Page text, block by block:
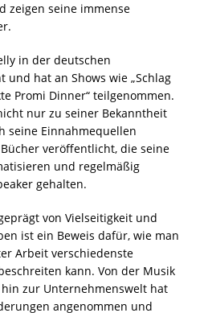
zeigen seine immense
in der deutschen
und hat an Shows wie „Schlag
Promi Dinner“ teilgenommen.
nur zu seiner Bekanntheit
seine Einnahmequellen
veröffentlicht, die seine
und regelmäßig
gehalten.
von Vielseitigkeit und
ist ein Beweis dafür, wie man
Arbeit verschiedenste
kann. Von der Musik
zur Unternehmenswelt hat
angenommen und